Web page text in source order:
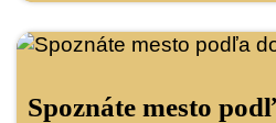
Spoznáte mesto